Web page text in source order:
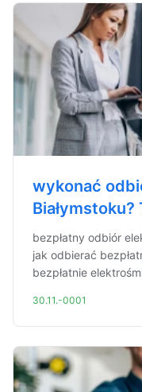
wykonać
Białymstoku?
bezpłatny odbiór
jak odbierać
bezpłatnie
30.11.-0001